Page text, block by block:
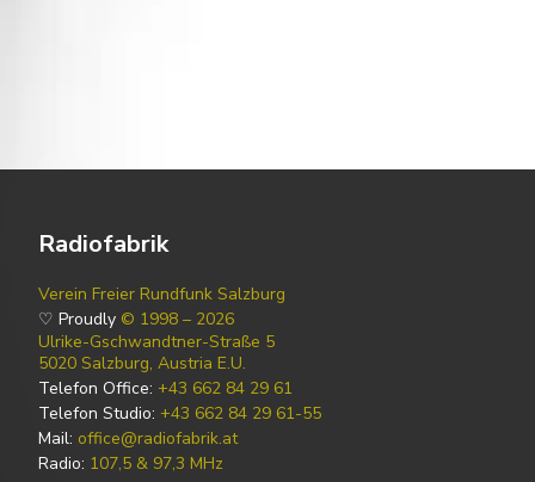
Radiofabrik
Verein Freier Rundfunk Salzburg
♡ Proudly © 1998 – 2026
Ulrike-Gschwandtner-Straße 5
5020 Salzburg, Austria E.U.
Telefon Office: +43 662 84 29 61
Telefon Studio: +43 662 84 29 61-55
Mail: office@radiofabrik.at
Radio: 107,5 & 97,3 MHz